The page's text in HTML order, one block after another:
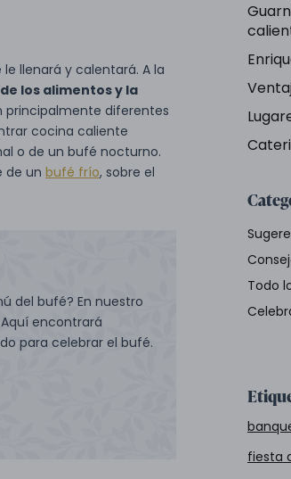
llenará y calentará. A la
los alimentos y la
principalmente diferentes
cocina caliente
o de un bufé nocturno.
de un bufé frío, sobre el
del bufé? En nuestro
encontrará
para celebrar el bufé.
Todo
fiesta